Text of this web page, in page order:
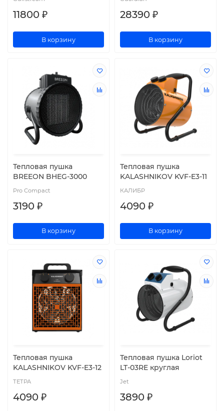
11800 ₽
В корзину
28390 ₽
В корзину
Тепловая пушка
BREEON BHEG-3000
Pro Compact
3190 ₽
В корзину
Тепловая пушка
KALASHNIKOV KVF-E3-11
КАЛИБР
4090 ₽
В корзину
Тепловая пушка
KALASHNIKOV KVF-E3-12
ТЕТРА
4090 ₽
Тепловая пушка Loriot
LT-03RE круглая
Jet
3890 ₽